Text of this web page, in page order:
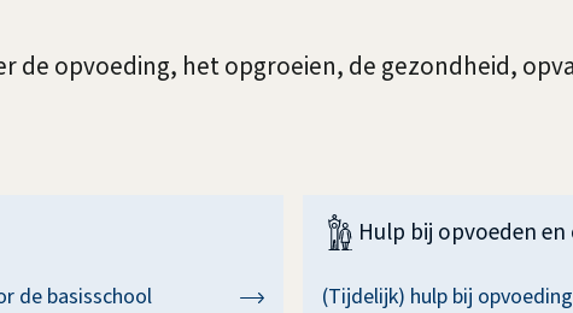
opvoeding, het opgroeien, de gezondheid,
de basisschool
Hulp bij opvoeden
(Tijdelijk) hulp bij